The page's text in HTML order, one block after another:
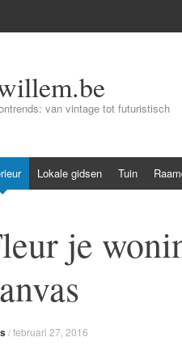
van vintage tot futuristisch
Lokale gidsen Tuin
je
/februari 27, 2016